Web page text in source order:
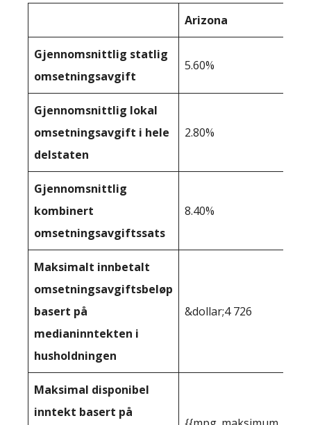
Arizona
Gjennomsnittlig statlig
omsetningsavgift
5.60%
Gjennomsnittlig lokal
omsetningsavgift i hele
delstaten
2.80%
Gjennomsnittlig
kombinert
omsetningsavgiftssats
8.40%
Maksimalt innbetalt
omsetningsavgiftsbeløp
basert på
medianinntekten i
husholdningen
&dollar;4 726
Maksimal disponibel
inntekt basert på